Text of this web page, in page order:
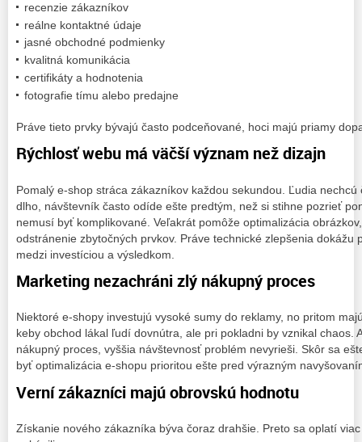
recenzie zákazníkov
reálne kontaktné údaje
jasné obchodné podmienky
kvalitná komunikácia
certifikáty a hodnotenia
fotografie tímu alebo predajne
Práve tieto prvky bývajú často podceňované, hoci majú priamy
Rýchlosť webu má väčší význam než dizajn
Pomalý e-shop stráca zákazníkov každou sekundou. Ľudia
dlho, návštevník často odíde ešte predtým, než si stihne pozrieť
nemusí byť komplikované. Veľakrát pomôže optimalizácia
odstránenie zbytočných prvkov. Práve technické zlepšenia dokážu
medzi investíciou a výsledkom.
Marketing nezachráni zlý nákupný proces
Niektoré e-shopy investujú vysoké sumy do reklamy, no pritom
keby obchod lákal ľudí dovnútra, ale pri pokladni by vznikal chaos.
nákupný proces, vyššia návštevnosť problém nevyrieši. Skôr sa
byť optimalizácia e-shopu prioritou ešte pred výrazným
Verní zákazníci majú obrovskú hodnotu
Získanie nového zákazníka býva čoraz drahšie. Preto sa oplatí